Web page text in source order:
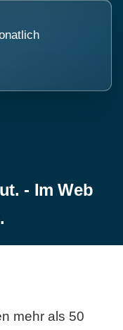
- Im Web
mehr als 50